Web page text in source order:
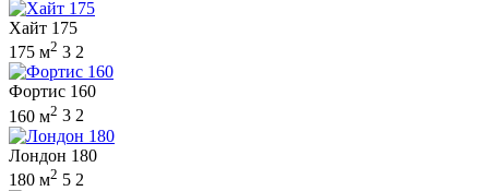
Хайт 175
175 м2 3 2
Фортис 160
160 м2 3 2
Лондон 180
180 м2 5 2